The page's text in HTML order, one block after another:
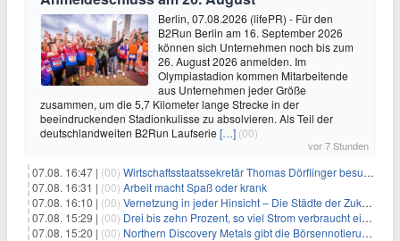
Berlin, 07.08.2026 (lifePR) - Für den
B2Run Berlin am 16. September 2026
können sich Unternehmen noch bis zum
26. August 2026 anmelden. Im
Olympiastadion kommen Mitarbeitende
aus Unternehmen jeder Größe
zusammen, um die 5,7 Kilometer lange Strecke in der
beeindruckenden Stadionkulisse zu absolvieren. Als Teil der
deutschlandweiten B2Run Laufserie […] (00)
vor 7 Stunden
07.08. 16:47 | (00) Wirtschaftsstaatssekretär Thomas Dörflinger besucht Handwerksbetrieb im Kammerbezirk Freiburg
07.08. 16:31 | (00) Arbeit macht Spaß oder krank
07.08. 16:10 | (00) Vernetzung in jeder Hinsicht – Die Städte der Zukunft sind grün-blau
07.08. 15:29 | (00) Drei bis zehn Prozent, so viel Strom verbraucht ein Aufzug im Gebäude
07.08. 15:20 | (00) Northern Discovery Metals gibt die Börsennotierung an der Frankfurter Wertpapierbörse bekannt